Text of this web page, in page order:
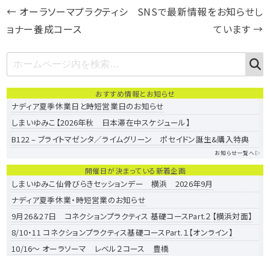
投
稿
ナ
ビ
ゲ
ー
シ
ョ
ン
← P
r
v
i
o
u
s
p
o
s
t:
オーラソーマプラクティシ
ョナー養成コース
N
p
o
s
t:
SNSで最新情報をお知らせし
ています →
e
a
h
f
r:
C
おすすめ情報とお知らせ
ナディア夏季休業日と時短営業日のお知らせ
しまいゆみこ【2026年秋 日本滞在中スケジュール】
B122 – ブライトマゼンタ／ライムグリーン ポセイドン誕生&購入特典
お知らせ一覧へ▷
開催日が決まっている新着企画
しまいゆみこ仙骨びらきセッションデー 横浜 2026年9月
ナディア夏季休業・時短営業のお知らせ
9月26＆27日 コネクションプラクティス 基礎コースPart.２【横浜対面】
8/10・11 コネクションプラクティス基礎コースPart.１【オンライン】
10/16～ オーラソーマ レベル２コース 豊橋